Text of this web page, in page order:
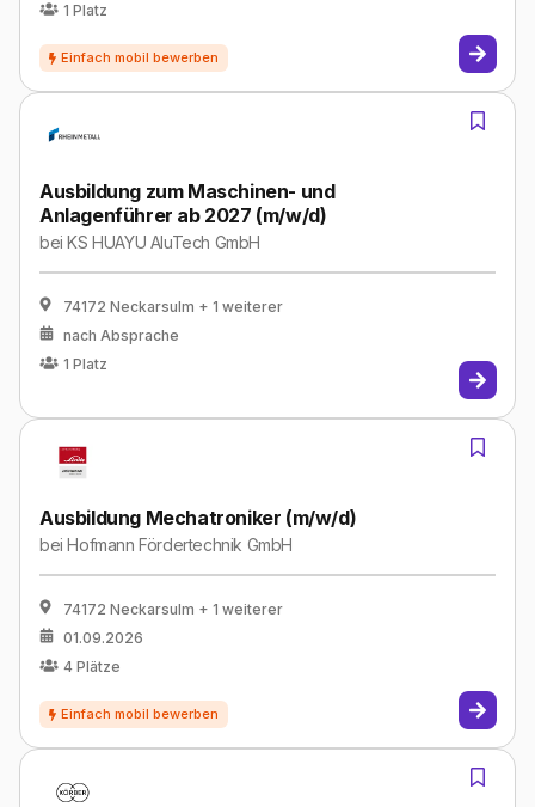
1 Platz
Ausbildung zum Maschinen- und
Anlagenführer ab 2027 (m/w/d)
beiKS HUAYU AluTech GmbH
74172 Neckarsulm + 1 weiterer
nach Absprache
1 Platz
Ausbildung Mechatroniker (m/w/d)
beiHofmann Fördertechnik GmbH
74172 Neckarsulm + 1 weiterer
01.09.2026
4 Plätze